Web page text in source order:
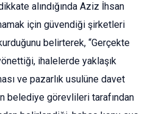
alındığında Aziz İhsan
için güvendiği şirketleri
belirterek, “Gerçekte
ihalelerde yaklaşık
ve pazarlık usulüne davet
belediye görevlileri tarafından